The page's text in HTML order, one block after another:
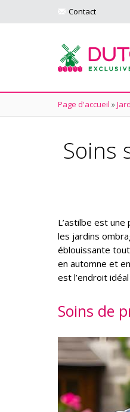
Contact
Page d'accueil »
Soins
L’astilbe est
les jardins
éblouissante
en automne et
est l’endroit
Soins de